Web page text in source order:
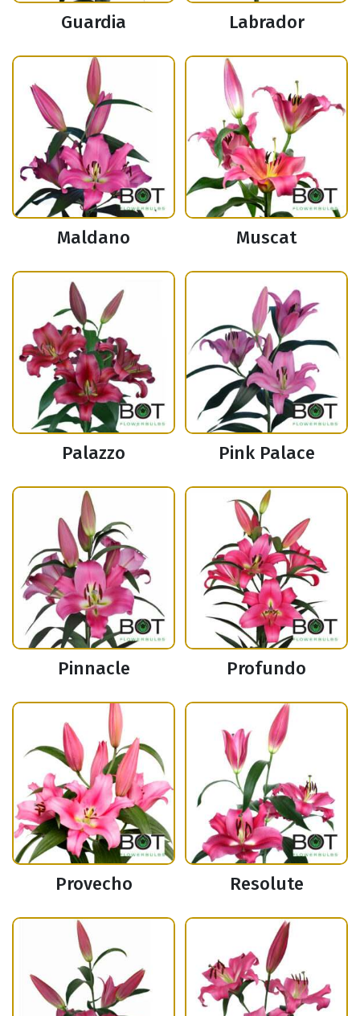
Guardia Labrador
Maldano Muscat
Palazzo Pink Palace
Pinnacle Profundo
Provecho Resolute